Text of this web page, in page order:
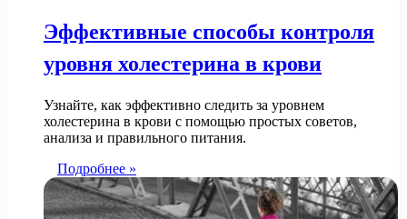
Эффективные способы контроля
уровня холестерина в крови
Узнайте, как эффективно следить за уровнем
холестерина в крови с помощью простых советов,
анализа и правильного питания.
Подробнее »